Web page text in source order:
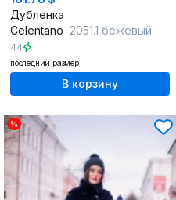
Дубленка
Celentano 2051.1 бежевый
44
последний размер
В корзину
%